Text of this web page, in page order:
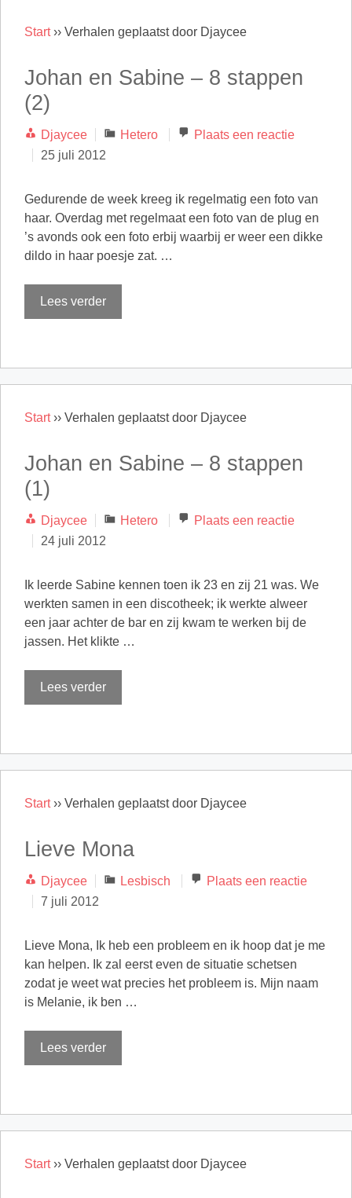
Start›› Verhalen geplaatst door Djaycee
Johan en Sabine – 8 stappen
(2)
Djaycee Categorieën
Hetero
Plaats een reactie
25 juli 2012
Gedurende de week kreeg ik regelmatig een foto van
haar. Overdag met regelmaat een foto van de plug en
’s avonds ook een foto erbij waarbij er weer een dikke
dildo in haar poesje zat. …
Lees verder
Start›› Verhalen geplaatst door Djaycee
Johan en Sabine – 8 stappen
(1)
Djaycee Categorieën
Hetero
Plaats een reactie
24 juli 2012
Ik leerde Sabine kennen toen ik 23 en zij 21 was. We
werkten samen in een discotheek; ik werkte alweer
een jaar achter de bar en zij kwam te werken bij de
jassen. Het klikte …
Lees verder
Start›› Verhalen geplaatst door Djaycee
Lieve Mona
Djaycee Categorieën
Lesbisch
Plaats een reactie
7 juli 2012
Lieve Mona, Ik heb een probleem en ik hoop dat je me
kan helpen. Ik zal eerst even de situatie schetsen
zodat je weet wat precies het probleem is. Mijn naam
is Melanie, ik ben …
Lees verder
Start›› Verhalen geplaatst door Djaycee